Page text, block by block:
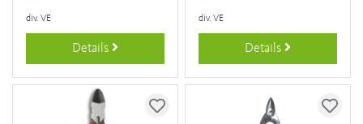
div. VE
Details
div. VE
Details